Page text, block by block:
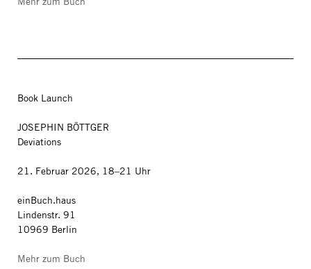
Book Launch
JOSEPHIN BÖTTGER
Deviations
21. Februar 2026, 18–21 Uhr
einBuch.haus
Lindenstr. 91
10969 Berlin
Mehr zum Buch